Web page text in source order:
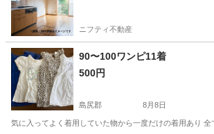
ニフティ不動産
90〜100ワンピ11着
500円
島尻郡 8月8日
気に入ってよく着用していた物から一度だけの着用あり